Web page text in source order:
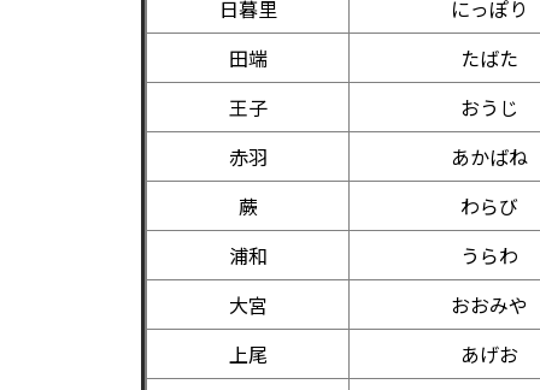
日暮里 にっぽり
田端 たばた
王子 おうじ
赤羽 あかばね
蕨 わらび
浦和 うらわ
大宮 おおみや
上尾 あげお